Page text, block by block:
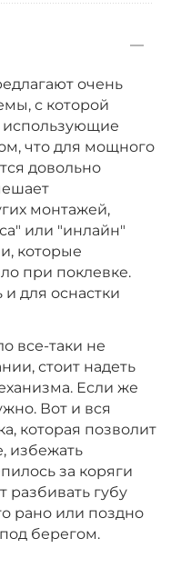
очень
с которой
использующие
что для мощного
довольно
монтажей,
или "инлайн"
которые
при поклевке.
и для оснастки
все-таки не
стоит надеть
Если же
Вот и вся
которая позволит
избежать
за коряги
разбивать губу
рано или поздно
берегом.